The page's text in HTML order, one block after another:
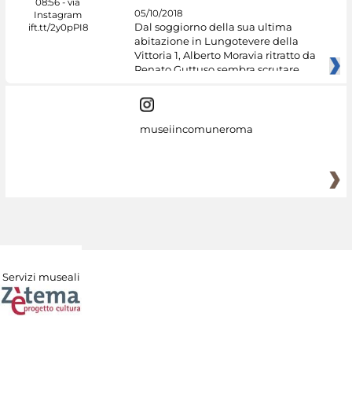
05/10/2018
Dal soggiorno della sua ultima
abitazione in Lungotevere della
Vittoria 1, Alberto Moravia ritratto da
Renato Guttuso sembra scrutare
museiincomuneroma
Servizi museali